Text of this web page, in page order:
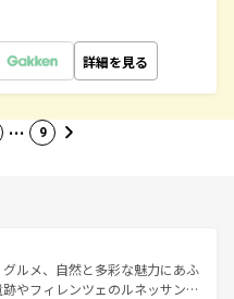
詳細を見る
… 9
ルメ、自然と多彩な魅力にあふ
やフィレンツェのルネッサンス